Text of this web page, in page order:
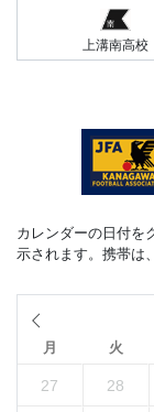
上溝南高校
カレンダーの日付を
示されます。携帯は
月 火
27 28